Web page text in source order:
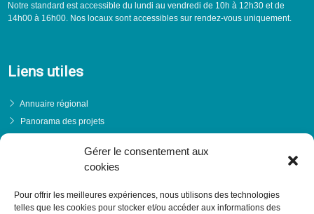
Gérer le consentement aux
cookies
Pour offrir les meilleures expériences, nous utilisons des technologies
telles que les cookies pour stocker et/ou accéder aux informations des
Notre standard est accessible du lundi au vendredi de 10h à 12h30 et de
14h00 à 16h00. Nos locaux sont accessibles sur rendez-vous uniquement.
Liens utiles
Annuaire régional
Panorama des projets